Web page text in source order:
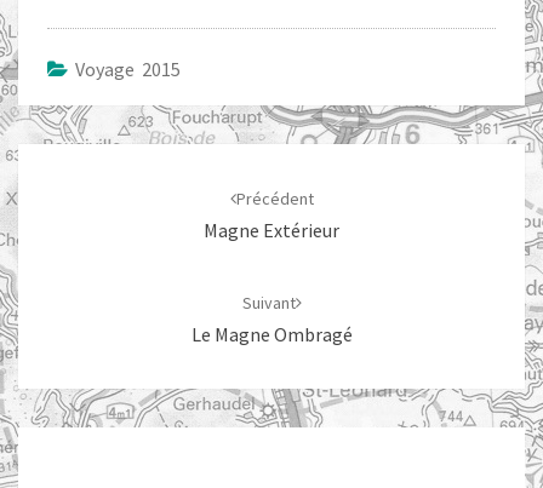
Voyage 2015
Navigation
d'article
Précédent
Magne Extérieur
Suivant
Le Magne Ombragé